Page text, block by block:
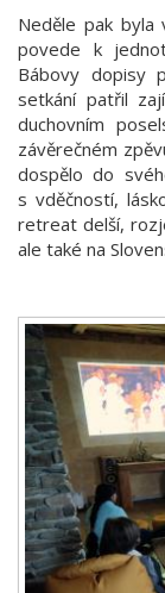
Neděle pak byla
povede k
Bábovy dopisy
setkání patřil
duchovním
závěrečném
dospělo do
s vděčností,
retreat delší,
ale také na